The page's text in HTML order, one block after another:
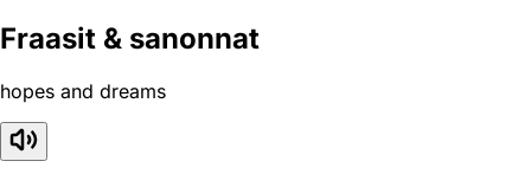
Fraasit & sanonnat
hopes and dreams